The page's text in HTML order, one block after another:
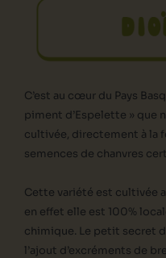
C’est au cœur du Pays
piment d’Espelette » que
cultivée, directement à la
semences de chanvres
Cette variété est cultivée
en effet elle est 100%
chimique. Le petit secret
l’ajout d’excréments de